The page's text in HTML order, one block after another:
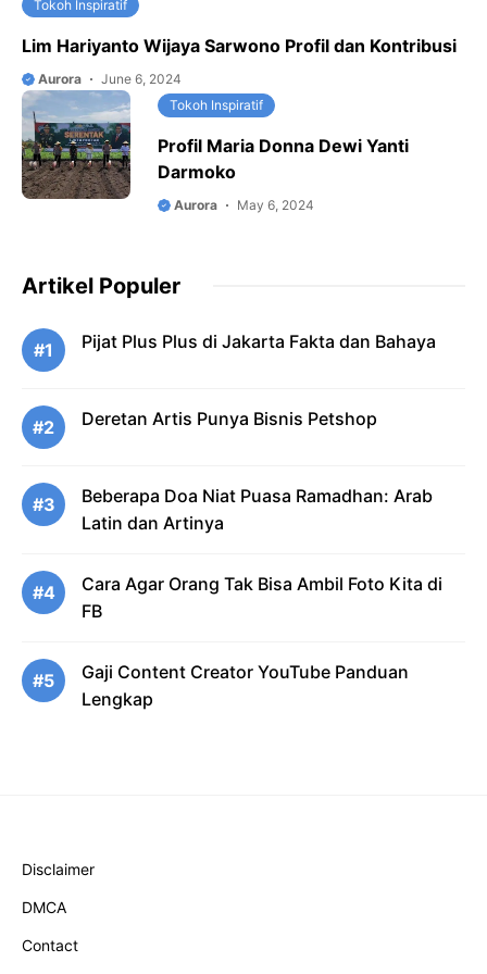
Tokoh Inspiratif
Lim Hariyanto Wijaya Sarwono Profil dan Kontribusi
Aurora
June 6, 2024
Tokoh Inspiratif
Profil Maria Donna Dewi Yanti
Darmoko
Aurora May 6, 2024
Artikel Populer
#1 Pijat Plus Plus di Jakarta Fakta dan Bahaya
#2 Deretan Artis Punya Bisnis Petshop
#3
Beberapa Doa Niat Puasa Ramadhan: Arab
Latin dan Artinya
#4
Cara Agar Orang Tak Bisa Ambil Foto Kita di
FB
#5
Gaji Content Creator YouTube Panduan
Lengkap
Disclaimer
DMCA
Contact